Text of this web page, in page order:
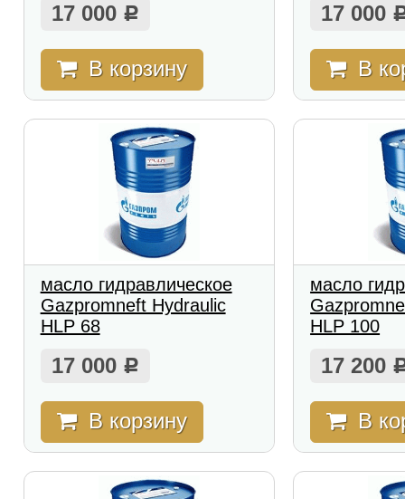
17 000 Р
В корзину
17 000
В
масло гидравлическое
Gazpromneft Hydraulic
HLP 68
17 000 Р
В корзину
масло
HLP 100
17 200
В